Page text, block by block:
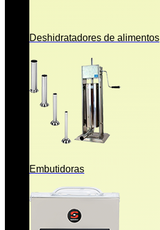
Deshidratadores de alimentos
Embutidoras